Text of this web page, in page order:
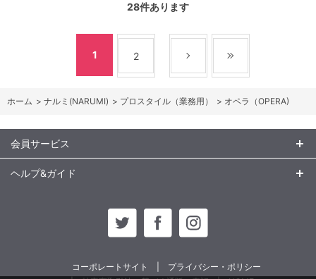
28件あります
1 2
ホーム > ナルミ(NARUMI) > プロスタイル（業務用） > オペラ（OPERA)
会員サービス
ヘルプ&ガイド
コーポレートサイト
プライバシー・ポリシー